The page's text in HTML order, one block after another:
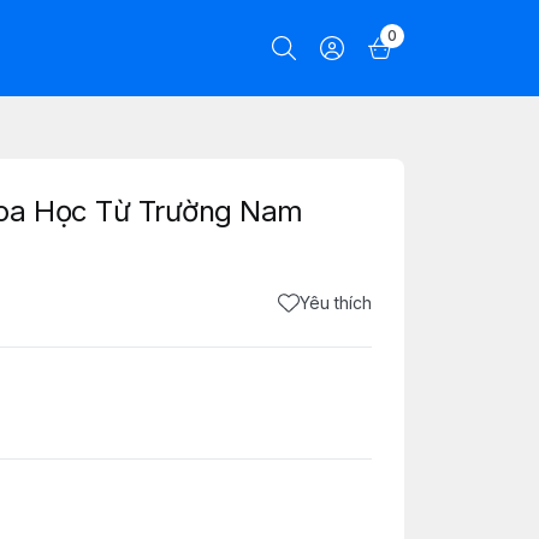
0
Học Từ Trường Nam
Yêu thích